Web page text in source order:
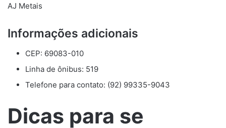
AJ Metais
Informações adicionais
CEP: 69083-010
Linha de ônibus: 519
Telefone para contato: (92) 99335-9043
Dicas para se